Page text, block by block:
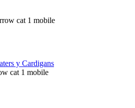
y Cardigans